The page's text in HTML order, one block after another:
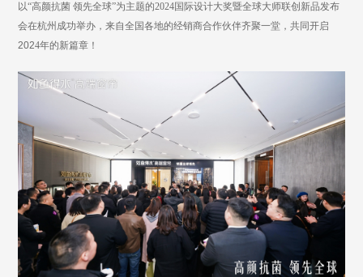
以“高颜抗菌 领先全球”为主题的2024国际设计大奖暨全球大师联创新品发布
会在杭州成功举办，来自全国各地的经销商合作伙伴齐聚一堂，共同开启
2024年的新篇章！